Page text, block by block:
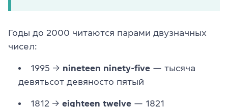
Годы до 2000 читаются парами двузначных
чисел:
1995 → nineteen ninety-five — тысяча
девятьсот девяносто пятый
1812 → eighteen twelve — 1821